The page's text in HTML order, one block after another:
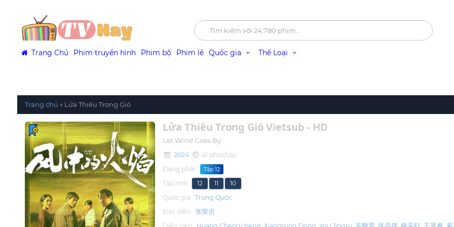
Trang Chủ Phim truyền hình Phim bộ Phim lẻ Quốc gia Thể Loại
Trang chủ » Lửa Thiêu Trong Gió
Lửa Thiêu Trong Gió Vietsub - HD
Let Wind Goes By
2024
41 phút/tập
Đang phát:
Tập 12
Tập mới: 12 11
10
Quốc gia: Trung Quốc
Đạo diễn: 张荣吉